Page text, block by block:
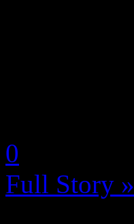
0
Full Story »